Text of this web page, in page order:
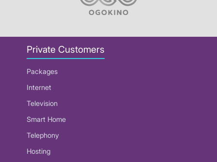
Private Customers
Packages
Internet
Television
Smart Home
Telephony
Hosting